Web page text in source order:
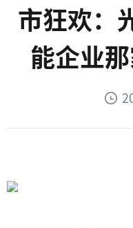
市狂欢：
能企业